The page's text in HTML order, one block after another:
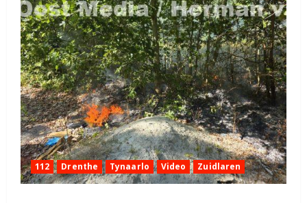
112 Drenthe Tynaarlo Video Zuidlaren